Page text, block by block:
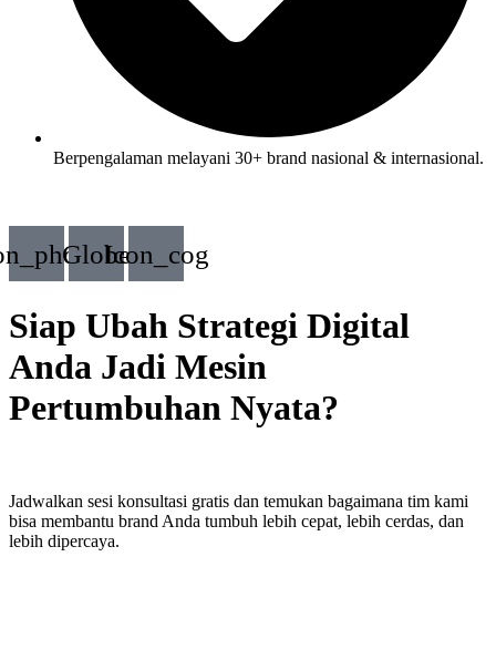
Berpengalaman melayani 30+ brand nasional & internasional.
GlobeIcon_cog
Siap Ubah Strategi Digital
Anda Jadi Mesin
Pertumbuhan Nyata?
Jadwalkan sesi konsultasi gratis dan temukan bagaimana tim kami
bisa membantu brand Anda tumbuh lebih cepat, lebih cerdas, dan
lebih dipercaya.